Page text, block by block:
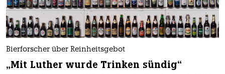
Bierforscher über Reinheitsgebot
„Mit Luther wurde Trinken sündig“